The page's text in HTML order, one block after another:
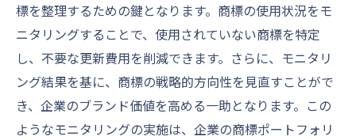
標を整理するための鍵となります。商標の使用状況をモ
ニタリングすることで、使用されていない商標を特定
し、不要な更新費用を削減できます。さらに、モニタリ
ング結果を基に、商標の戦略的方向性を見直すことがで
き、企業のブランド価値を高める一助となります。この
ようなモニタリングの実施は、企業の商標ポートフォリ